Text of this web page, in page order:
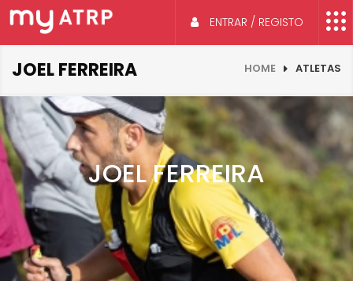
ENTRAR / REGISTO
JOEL FERREIRA HOME ATLETAS
JOEL FERREIRA